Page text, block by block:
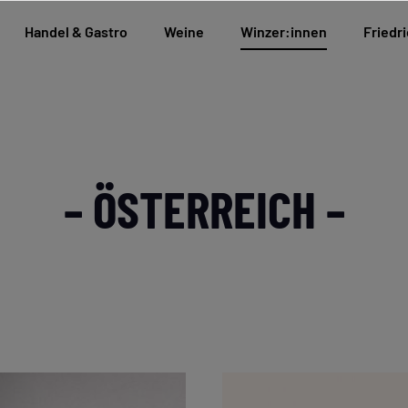
Handel & Gastro Weine Winzer:innen
– ÖSTERREICH –